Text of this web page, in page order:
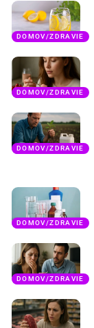
DOMOV/ZDRAVIE
DOMOV/ZDRAVIE
DOMOV/ZDRAVIE
DOMOV/ZDRAVIE
DOMOV/ZDRAVIE